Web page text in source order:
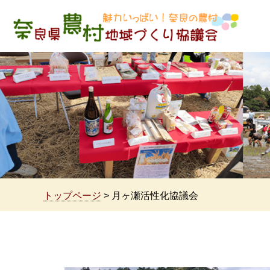
魅力いっぱい！奈良の農村 奈良県農村地域づくり
協議会
トップページ > 月ヶ瀬活性化協議会